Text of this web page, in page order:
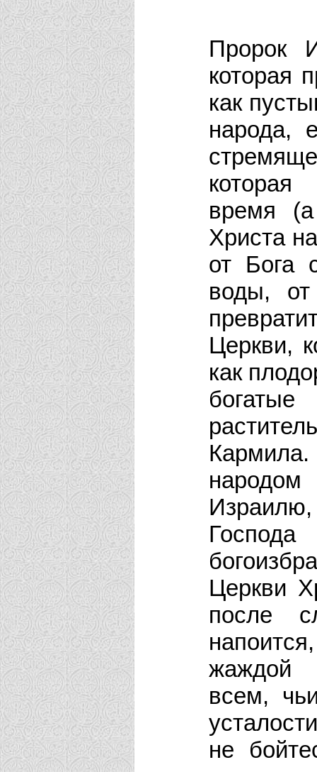
Пророк
которая
как
народа,
время
Христа
от Бога
воды,
Церкви,
как
Церкви
после
жаждой
всем,
не